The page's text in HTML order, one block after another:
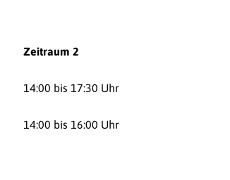
Zeitraum 2
14:00 bis 17:30 Uhr
14:00 bis 16:00 Uhr